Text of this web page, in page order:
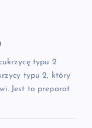
typu 2
typu 2, który
Jest to preparat